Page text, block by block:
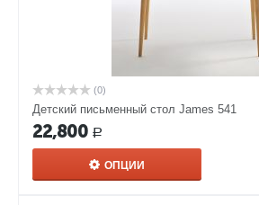
(0)
Детский письменный стол James 541
22,800 Р
ОПЦИИ